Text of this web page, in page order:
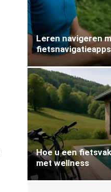
Leren navigeren
fietsnavigatieapps
Hoe u een
met wellness